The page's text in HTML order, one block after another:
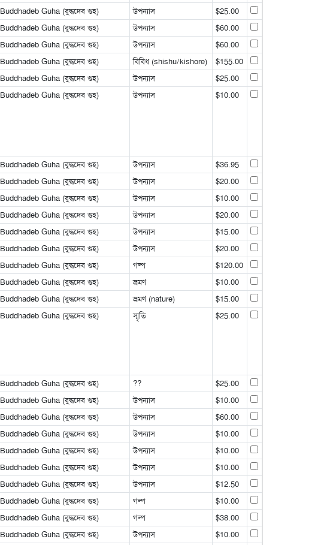
Buddhadeb Guha (বুদ্ধদেব গুহ) উপন্যাস
$25.00
Buddhadeb Guha (বুদ্ধদেব গুহ) উপন্যাস
$60.00
Buddhadeb Guha (বুদ্ধদেব গুহ) উপন্যাস
$60.00
Buddhadeb Guha (বুদ্ধদেব গুহ) বিবিধ (shishu/kishore)
$155.00
Buddhadeb Guha (বুদ্ধদেব গুহ) উপন্যাস
$25.00
Buddhadeb Guha (বুদ্ধদেব গুহ) উপন্যাস $10.00
Buddhadeb Guha (বুদ্ধদেব গুহ) উপন্যাস
$36.95
Buddhadeb Guha (বুদ্ধদেব গুহ) উপন্যাস
$20.00
Buddhadeb Guha (বুদ্ধদেব গুহ) উপন্যাস
$10.00
Buddhadeb Guha (বুদ্ধদেব গুহ) উপন্যাস
$20.00
Buddhadeb Guha (বুদ্ধদেব গুহ) উপন্যাস
$15.00
Buddhadeb Guha (বুদ্ধদেব গুহ) উপন্যাস
$20.00
Buddhadeb Guha (বুদ্ধদেব গুহ) গল্প
$120.00
Buddhadeb Guha (বুদ্ধদেব গুহ) ভ্রমণ
$10.00
Buddhadeb Guha (বুদ্ধদেব গুহ) ভ্রমণ (nature)
$15.00
Buddhadeb Guha (বুদ্ধদেব গুহ) স্মৃতি $25.00
Buddhadeb Guha (বুদ্ধদেব গুহ) ??
$25.00
Buddhadeb Guha (বুদ্ধদেব গুহ) উপন্যাস
$10.00
Buddhadeb Guha (বুদ্ধদেব গুহ) উপন্যাস
$60.00
Buddhadeb Guha (বুদ্ধদেব গুহ) উপন্যাস
$10.00
Buddhadeb Guha (বুদ্ধদেব গুহ) উপন্যাস
$10.00
Buddhadeb Guha (বুদ্ধদেব গুহ) উপন্যাস
$10.00
Buddhadeb Guha (বুদ্ধদেব গুহ) উপন্যাস
$12.50
Buddhadeb Guha (বুদ্ধদেব গুহ) গল্প
$10.00
Buddhadeb Guha (বুদ্ধদেব গুহ) গল্প
$38.00
Buddhadeb Guha (বুদ্ধদেব গুহ) উপন্যাস
$10.00